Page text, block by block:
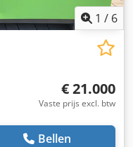
1 / 6
€ 21.000
Vaste prijs excl. btw
Bellen